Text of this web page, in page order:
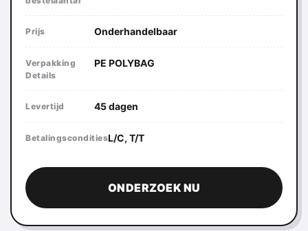
Prijs Onderhandelbaar
Verpakking
Details
PE POLYBAG
Levertijd 45 dagen
BetalingsconditiesL/C, T/T
ONDERZOEK NU